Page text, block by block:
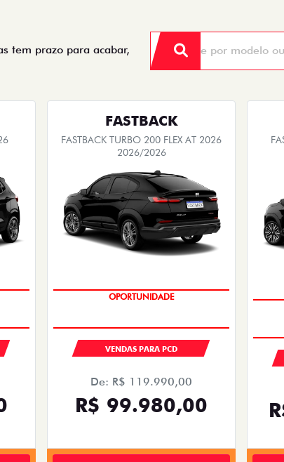
tem prazo para acabar,
FASTBACK
FASTBACK TURBO 200 FLEX AT 2026
2026/2026
OPORTUNIDADE
VENDAS PARA PCD
De: R$ 119.990,00
R$ 99.980,00